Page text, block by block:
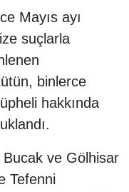
Mayıs ayı
suçlarla
binlerce
hakkında
ve Gölhisar
Tefenni